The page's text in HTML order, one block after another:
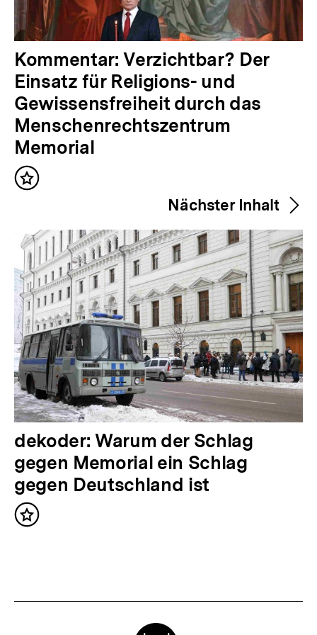
V
o
r
h
e
r
i
e
I
n
h
a
l
t
:
Kommentar: Verzichtbar? Der
Einsatz für Religions- und
Gewissensfreiheit durch das
Menschenrechtszentrum
Memorial
Inhalt
Nächster Inhalt
N
ä
c
h
s
dekoder: Warum der Schlag
gegen Memorial ein Schlag
gegen Deutschland ist
Inhalt